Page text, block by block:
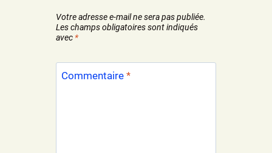
Votre adresse e-mail ne sera pas publiée.
Les champs obligatoires sont indiqués
avec *
Commentaire *